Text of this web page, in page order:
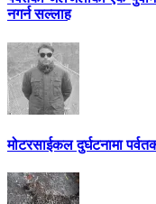
नगर्न सल्लाह
मोटरसाईकल दुर्घटनामा